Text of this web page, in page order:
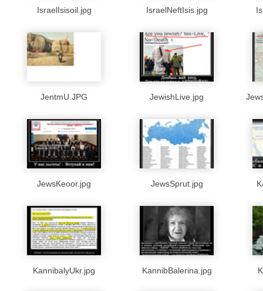
IsraelIsisoil.jpg IsraelNeftIsis.jpg
JentmU.JPG JewishLive.jpg
JewsKeoor.jpg JewsSprut.jpg
KannibalyUkr.jpg KannibBalerina.jpg